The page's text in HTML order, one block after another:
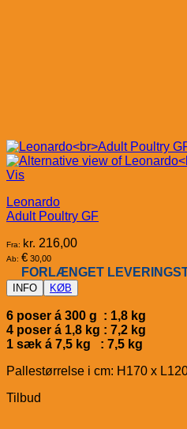
Vis
Leonardo
Adult Poultry GF
Fra: kr. 216,00
Ab: € 30,00
FORLÆNGET
INFO KØB
6 poser á 300 g : 1,8 kg
4 poser á 1,8 kg : 7,2 kg
1 sæk á 7,5 kg : 7,5 kg
Pallestørrelse i cm: H170 x
Tilbud